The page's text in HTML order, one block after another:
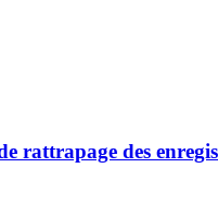
rattrapage des